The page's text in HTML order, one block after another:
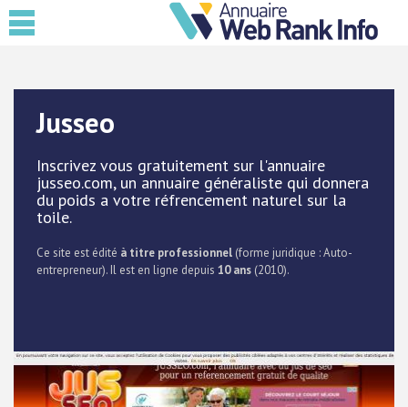
Jusseo
Inscrivez vous gratuitement sur l'annuaire
jusseo.com, un annuaire généraliste qui donnera
du poids a votre réfrencement naturel sur la
toile.
Ce site est édité à titre professionnel (forme juridique : Auto-
entrepreneur). Il est en ligne depuis 10 ans (2010).